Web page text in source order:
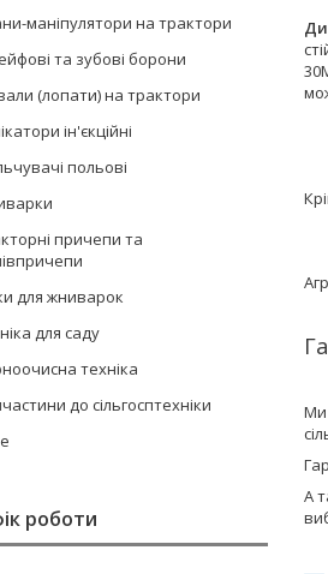
Ми
А
маніпулятори на трактори
та зубові борони
(лопати) на трактори
ін'єкційні
польові
причепи та
для жниварок
для саду
техніка
до сільгосптехніки
роботи